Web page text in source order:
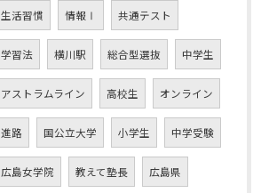
生活習慣 情報Ⅰ 共通テスト
学習法 横川駅 総合型選抜 中学生
アストラムライン 高校生 オンライン
進路 国公立大学 小学生 中学受験
広島女学院 教えて塾長 広島県